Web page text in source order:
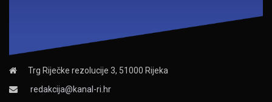
Trg Riječke rezolucije 3, 51000 Rijeka
redakcija@kanal-ri.hr